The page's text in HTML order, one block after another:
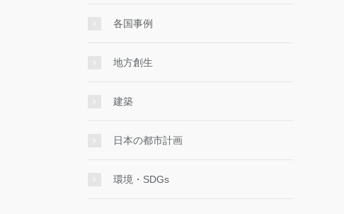
各国事例
地方創生
建築
日本の都市計画
環境・SDGs